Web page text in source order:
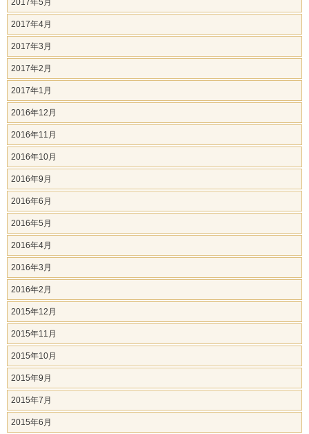
2017年5月
2017年4月
2017年3月
2017年2月
2017年1月
2016年12月
2016年11月
2016年10月
2016年9月
2016年6月
2016年5月
2016年4月
2016年3月
2016年2月
2015年12月
2015年11月
2015年10月
2015年9月
2015年7月
2015年6月